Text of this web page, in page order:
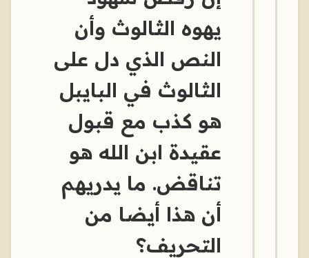
يهوه الثالوث وأن
النص الذي دل على
الثالوث في البايبل
هو كذب مع قبول
عقيدة ابن الله هو
تناقض. ما يدريهم
أن هذا أيضا من
التحريف؟